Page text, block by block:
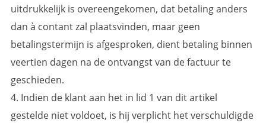
uitdrukkelijk is overeengekomen, dat betaling anders
dan à contant zal plaatsvinden, maar geen
betalingstermijn is afgesproken, dient betaling binnen
veertien dagen na de ontvangst van de factuur te
geschieden.
4. Indien de klant aan het in lid 1 van dit artikel
gestelde niet voldoet, is hij verplicht het verschuldigde